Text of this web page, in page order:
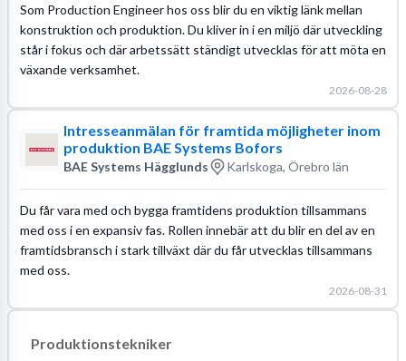
Som Production Engineer hos oss blir du en viktig länk mellan
konstruktion och produktion. Du kliver in i en miljö där utveckling
står i fokus och där arbetssätt ständigt utvecklas för att möta en
växande verksamhet.
2026-08-28
Intresseanmälan för framtida möjligheter inom
produktion BAE Systems Bofors
BAE Systems Hägglunds Karlskoga, Örebro län
Du får vara med och bygga framtidens produktion tillsammans
med oss i en expansiv fas. Rollen innebär att du blir en del av en
framtidsbransch i stark tillväxt där du får utvecklas tillsammans
med oss.
2026-08-31
Produktionstekniker